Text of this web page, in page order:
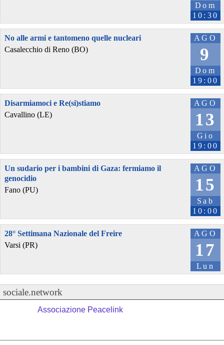
Dom
10:30
AGO
9
Dom
19:00
No alle armi e tantomeno quelle nucleari
Casalecchio di Reno (BO)
AGO
13
Gio
19:00
Disarmiamoci e Re(si)stiamo
Cavallino (LE)
AGO
15
Sab
10:00
Un sudario per i bambini di Gaza: fermiamo il
genocidio
Fano (PU)
AGO
17
Lun
28° Settimana Nazionale del Freire
Varsi (PR)
sociale.network
Associazione Peacelink